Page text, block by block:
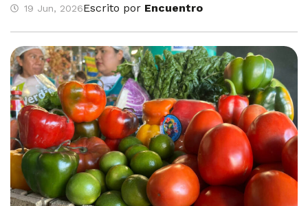
19 Jun, 2026Escrito por Encuentro